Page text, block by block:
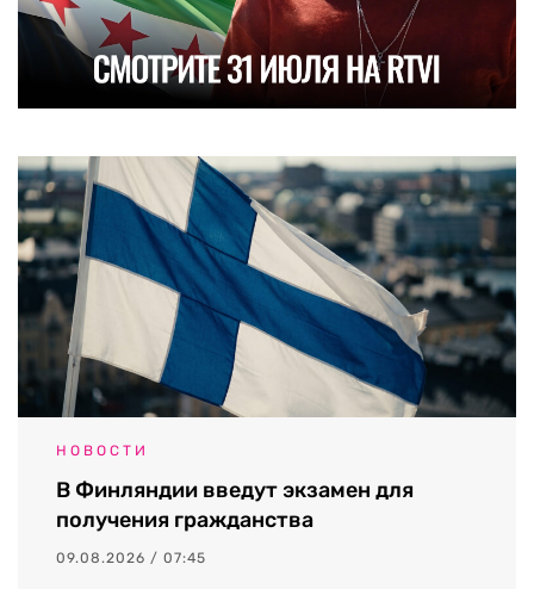
НОВОСТИ
В Финляндии введут экзамен для
получения гражданства
09.08.2026 / 07:45